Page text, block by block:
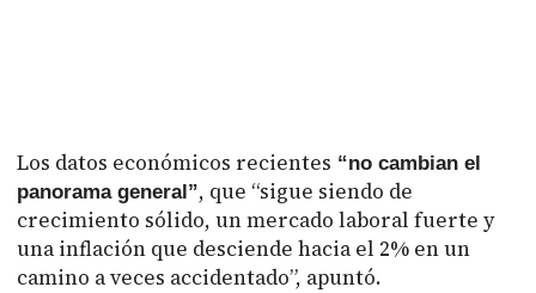
Los datos económicos recientes “no cambian el
panorama general”, que “sigue siendo de
crecimiento sólido, un mercado laboral fuerte y
una inflación que desciende hacia el 2% en un
camino a veces accidentado”, apuntó.